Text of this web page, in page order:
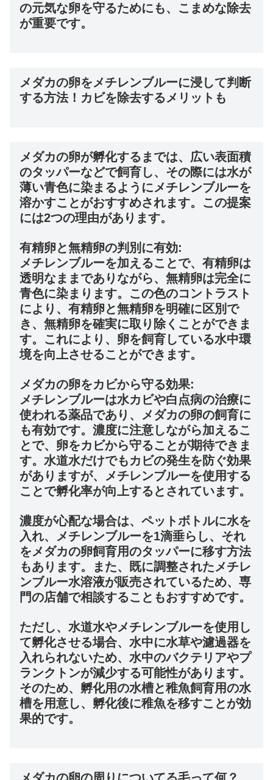
の元気な卵を守るためにも、こまめな除去
が重要です。
メダカの卵をメチレンブルーに浸して判断
する方法！カビを除去するメリットも
メダカの卵が孵化するまでは、広い表面積
のタッパーなどで飼育し、その際には水が
薄い青色に染まるようにメチレンブルーを
溶かすことがおすすめされます。この提案
には2つの理由があります。
有精卵と無精卵の判別に有効:
メチレンブルーを加えることで、有精卵は
透明なままでありながら、無精卵は完全に
青色に染まります。この色のコントラスト
により、有精卵と無精卵を明確に区別で
き、無精卵を確実に取り除くことができま
す。これにより、卵を飼育している水中環
境を向上させることができます。
メダカの卵をカビから守る効果:
メチレンブルーは水カビや白点病の治療に
使われる薬品であり、メダカの卵の飼育に
も有効です。濃度に注意しながら加えるこ
とで、卵をカビから守ることが期待できま
す。水道水だけでもカビの発生を防ぐ効果
がありますが、メチレンブルーを使用する
ことで孵化率が向上するとされています。
濃度が心配な場合は、ペットボトルに水を
入れ、メチレンブルーを1滴垂らし、それ
をメダカの卵飼育用のタッパーに移す方法
もあります。また、既に調整されたメチレ
ンブルー水溶液が販売されているため、専
門の店舗で相談することもおすすめです。
ただし、水道水やメチレンブルーを使用し
て孵化させる場合、水中に水草や濾過器を
入れられないため、水中のバクテリアやプ
ランクトンが減少する可能性があります。
そのため、孵化用の水槽と稚魚飼育用の水
槽を用意し、孵化後に稚魚を移すことが効
果的です。